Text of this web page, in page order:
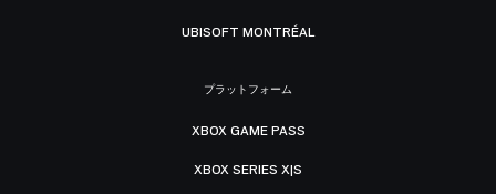
UBISOFT MONTRÉAL
プラットフォーム
XBOX GAME PASS
XBOX SERIES X|S